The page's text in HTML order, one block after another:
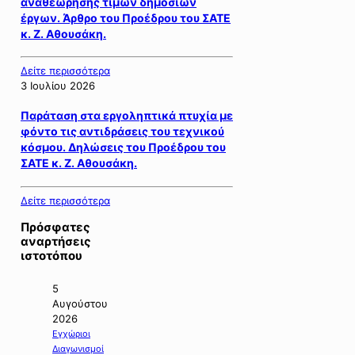
έργων. Άρθρο του Προέδρου του ΣΑΤΕ
κ. Ζ. Αθουσάκη.
Δείτε περισσότερα
3 Ιουλίου 2026
Παράταση στα εργοληπτικά πτυχία με
φόντο τις αντιδράσεις του τεχνικού
κόσμου. Δηλώσεις του Προέδρου του
ΣΑΤΕ κ. Ζ. Αθουσάκη.
Δείτε περισσότερα
Πρόσφατες
αναρτήσεις
ιστοτόπου
5
Αυγούστου
2026
Εγχώριοι
Διαγωνισμοί